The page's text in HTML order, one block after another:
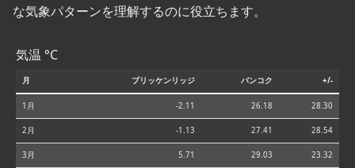
な気象パターンを理解するのに役立ちます。
気温 °C
月 ブリッケンリッジ バンコク +/-
1月 -2.11 26.18 28.30
2月 -1.13 27.41 28.54
3月 5.71 29.03 23.32